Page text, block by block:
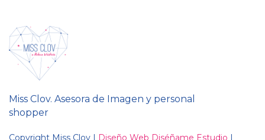
Miss Clov. Asesora de Imagen y personal
shopper
Copyright Miss Clov I Diseño Web Diséñame Estudio I